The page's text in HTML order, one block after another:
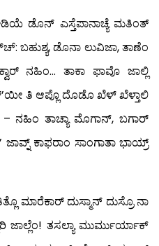
ಡೊನ್ ಎಸ್ತೆಪಾನಾಚ್ಯೆ ಮತಿಂತ್
ಬಹುಶ್ಯ, ಡೊನಾ ಲುವಿಜಾ, ತಾಣೆಂ
ನಹಿಂ… ತಾಕಾ ಫಾವೊ ಜಾಲ್ಲಿ
ತಿ ಆಪ್ಲೊ ದೊಡೊ ಖೆಳ್ ಖೆಳ್ತಾಲಿ
ನಹಿಂ ತಾಚ್ಯಾ ಮೊಗಾನ್, ಬಗಾರ್
ಜಾವ್ನ್ ಕಾಫರಾಂ ಸಾಂಗಾತಾ ಭಾಯ್ರ್
ಮಾರೆಕಾರ್ ದುಸ್ಮಾನ್ ದುಸ್ರೊ ನಾ
ಜಾಲ್ಲೆಂ! ತಸಲ್ಯಾ ಮುರ್ಮುರ್ಯಾಕ್